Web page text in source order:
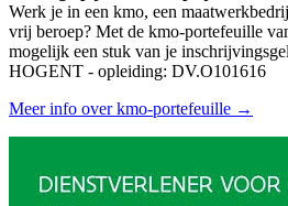
Werk je in een kmo, een
vrij beroep? Met de kmo-portefeuille
mogelijk een stuk van je
HOGENT - opleiding: DV.O101616
Meer info over kmo-portefeuille →